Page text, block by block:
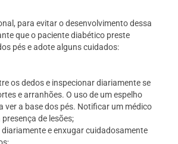
para evitar o desenvolvimento dessa
que o paciente diabético preste
pés e adote alguns cuidados:
os dedos e inspecionar diariamente se
e arranhões. O uso de um espelho
ver a base dos pés. Notificar um médico
de lesões;
diariamente e enxugar cuidadosamente